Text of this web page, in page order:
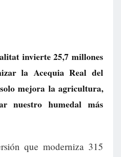
invierte 25,7 millones
la Acequia Real del
mejora la agricultura,
nuestro humedal más
que moderniza 315